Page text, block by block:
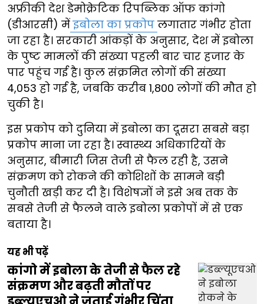
अफ्रीकी देश डेमोक्रेटिक रिपब्लिक ऑफ कांगो
(डीआरसी) मेंइबोला का प्रकोप लगातार गंभीर होता
जा रहा है। सरकारी आंकड़ों के अनुसार, देश में इबोला
के पुष्ट मामलों की संख्या पहली बार चार हजार के
पार पहुंच गई है। कुल संक्रमित लोगों की संख्या
4,053 हो गई है, जबकि करीब 1,800 लोगों की मौत हो
चुकी है।
इस प्रकोप को दुनिया में इबोला का दूसरा सबसे बड़ा
प्रकोप माना जा रहा है। स्वास्थ्य अधिकारियों के
अनुसार, बीमारी जिस तेजी से फैल रही है, उसने
संक्रमण को रोकने की कोशिशों के सामने बड़ी
चुनौती खड़ी कर दी है। विशेषज्ञों ने इसे अब तक के
सबसे तेजी से फैलने वाले इबोला प्रकोपों में से एक
बताया है।
यह भी पढ़ें
कांगो में इबोला के तेजी से फैल रहे
संक्रमण और बढ़ती मौतों पर